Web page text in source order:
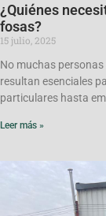
¿Quiénes
fosas?
15 julio, 2025
No muchas
resultan esenciales
particulares hasta
Leer más »